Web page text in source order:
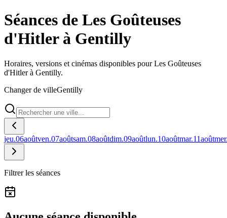
Séances de Les Goûteuses
d'Hitler à Gentilly
Horaires, versions et cinémas disponibles pour Les Goûteuses
d'Hitler à Gentilly.
Changer de villeGentilly
jeu.06aoûtven.07aoûtsam.08aoûtdim.09aoûtlun.10aoûtmar.11août
Filtrer les séances